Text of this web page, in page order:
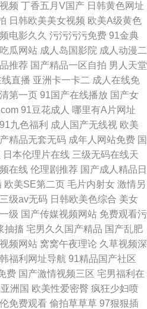
频 丁香五月V国产 日韩黄色网址
日韩欧美美女视频 欧美A级黄色
电影久久 污污污污免费 91金典
瓜网站 成人岛国影院 成人动漫二
推荐 国产精品一区自拍 男人天堂
直播 亚洲卡一卡二 成人在线免
第一页 91国产在线播放 国产女
91豆花成人 哪里有A片网址
91九色福利 成人国产无线视 欧美
精品无套无码 成年人网站免费 国
日本伦理片在线 三级无码在线天
在线 伦理剧推荐 国产成人精品日
欧美SE第二页 毛片内射女 激情另
级av无码 日韩欧美色综合 美女
级 国产传媒视频网站 免费观看污
抽搐 宅男久久国产精品 国产乱肥
频网站 窝窝午夜理论 久草视频深
福利网址导航 91精品国产社区
费 国产激情视频三区 宅男福利在
洲国 欧美性爱密臀 疯狂少妇喷
免费观看 偷拍草草草 97狠狠插